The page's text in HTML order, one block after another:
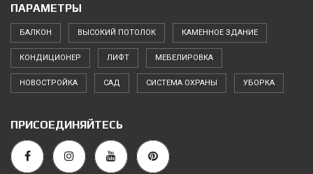
ПАРАМЕТРЫ
БАЛКОН ВЫСОКИЙ ПОТОЛОК КАМЕННОЕ ЗДАНИЕ
КОНДИЦИОНЕР ЛИФТ МЕБЕЛИРОВКА
НОВОСТРОЙКА САД СИСТЕМА ОХРАНЫ УБОРКА
ПРИСОЕДИНЯЙТЕСЬ